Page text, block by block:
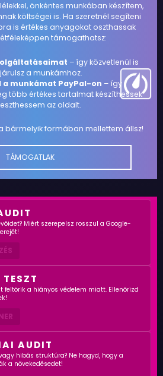
önkéntes munkában készítem,
költségei is. Ha szeretnél segíteni
is értékes anyagokat oszthassak
támogathatsz:
– így közvetlenül is
a munkámhoz.
munkámat PayPal-on – így
több értékes tartalmat készíthessek
az oldalt.
bármelyik formában mellettem állsz!
TÁMOGATLAK
Miért szerepelsz rosszul a Google-
feltörik a hiányos védelem miatt. Ellenőrizd
AUDIT
hibás struktúra? Ne hagyd, hogy a
a növekedésedet!